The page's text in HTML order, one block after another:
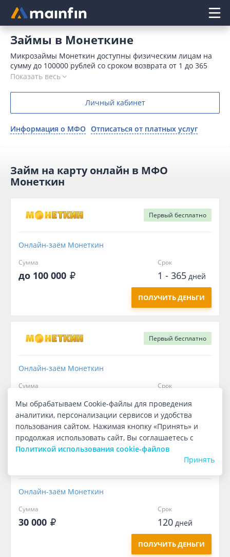
Главное меню
Займы в Монеткине
Микрозаймы Монеткин доступны физическим лицам на
сумму до 100000 рублей со сроком возврата от 1 до 365
дней. Варианты расчета с МФО многочисленны:
текущими счетами, электронными кошельками и
наличными. Режим обслуживания — круглосуточный без
необходимости посещать офис.
Показать весь
Личный кабинет
Информация о МФО Отписаться от платных услуг
Займ на карту онлайн в МФО
Монеткин
Первый бесплатно
Онлайн-заём Монеткин
Сумма
до 100 000
Срок
1 - 365дней
ПОЛУЧИТЬ ДЕНЬГИ
Первый бесплатно
Онлайн-заём Монеткин
Сумма
10 000
Срок
ПОЛУЧИТЬ ДЕНЬГИ
Онлайн-заём Монеткин
Сумма
30 000
Срок
120дней
ПОЛУЧИТЬ ДЕНЬГИ
Мы обрабатываем Cookie-файлы для проведения
аналитики, персонализации сервисов и удобства
пользования сайтом. Нажимая кнопку «Принять» и
продолжая использовать сайт, Вы соглашаетесь с
Политикой использования cookie-файлов
Принять